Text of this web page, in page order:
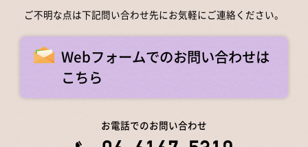
ご不明な点は下記問い合わせ先にお気軽にご連絡ください。
Webフォームでのお問い合わせは
こちら
お電話でのお問い合わせ